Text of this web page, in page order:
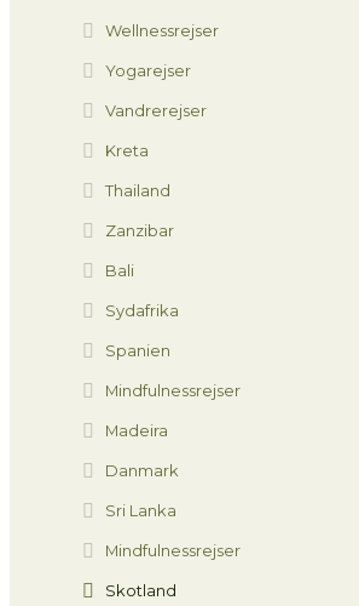
Wellnessrejser
Yogarejser
Vandrerejser
Kreta
Thailand
Zanzibar
Bali
Sydafrika
Spanien
Mindfulnessrejser
Madeira
Danmark
Sri Lanka
Mindfulnessrejser
Skotland